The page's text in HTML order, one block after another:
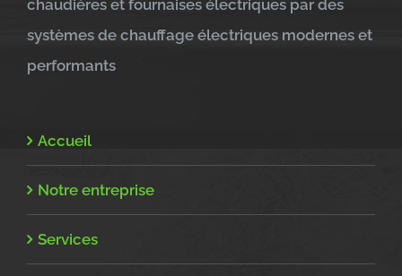
chaudières et fournaises électriques par des
systèmes de chauffage électriques modernes et
performants
Accueil
Notre entreprise
Services